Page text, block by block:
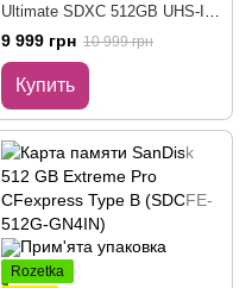
Ultimate SDXC 512GB UHS-I
U3 V30 + считыватель (MB-
SY512SB/WW)
9 999 грн 10 999 грн
Купить
Rozetka